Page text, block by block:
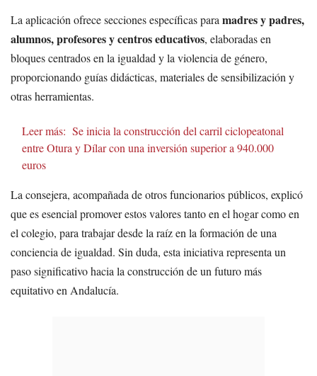
La aplicación ofrece secciones específicas para madres y padres,
alumnos, profesores y centros educativos, elaboradas en
bloques centrados en la igualdad y la violencia de género,
proporcionando guías didácticas, materiales de sensibilización y
otras herramientas.
Leer más: Se inicia la construcción del carril ciclopeatonal
entre Otura y Dílar con una inversión superior a 940.000
euros
La consejera, acompañada de otros funcionarios públicos, explicó
que es esencial promover estos valores tanto en el hogar como en
el colegio, para trabajar desde la raíz en la formación de una
conciencia de igualdad. Sin duda, esta iniciativa representa un
paso significativo hacia la construcción de un futuro más
equitativo en Andalucía.